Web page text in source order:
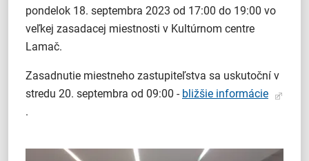
pondelok 18. septembra 2023 od 17:00 do 19:00 vo
veľkej zasadacej miestnosti v Kultúrnom centre
Lamač.
Zasadnutie miestneho zastupiteľstva sa uskutoční v
stredu 20. septembra od 09:00 - bližšie informácie
.